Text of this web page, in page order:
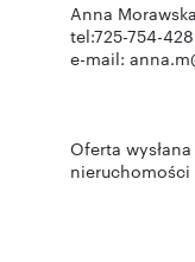
Anna Morawska
tel:725-754-428
e-mail:
Oferta
nieruchomości